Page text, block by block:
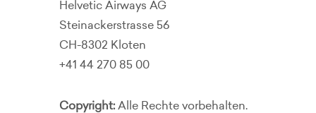
Helvetic Airways AG
Steinackerstrasse 56
CH-8302 Kloten
+41 44 270 85 00
Copyright: Alle Rechte vorbehalten.